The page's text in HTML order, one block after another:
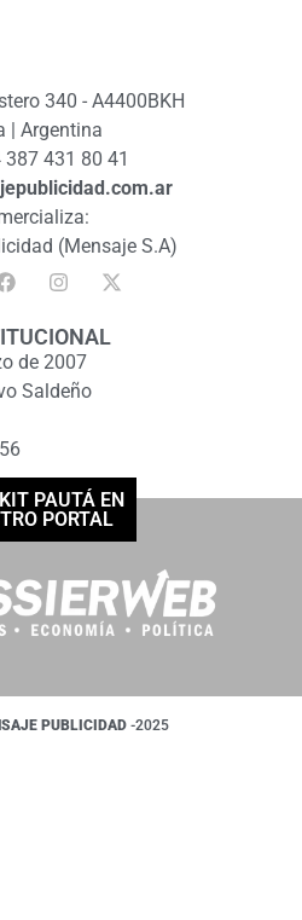
340 - A4400BKH
| Argentina
387 431 80 41
(Mensaje S.A)
de 2007
Saldeño
PAUTÁ EN
PORTAL
PUBLICIDAD -2025